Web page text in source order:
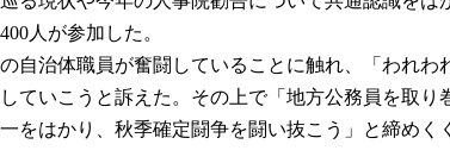
人が参加した。
治体職員が奮闘していることに触れ、「われわ
いこうと訴えた。その上で「地方公務員を取り
はかり、秋季確定闘争を闘い抜こう」と締めく